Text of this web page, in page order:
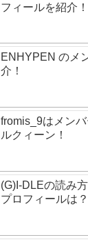
フィールを紹介！
ENHYPEN のメ
介！
fromis_9はメン
ルクィーン！
(G)I-DLEの読み
プロフィールは？